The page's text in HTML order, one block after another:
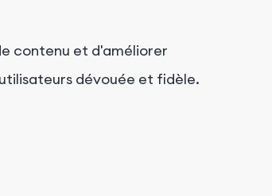
contenu et d'améliorer
dévouée et fidèle.